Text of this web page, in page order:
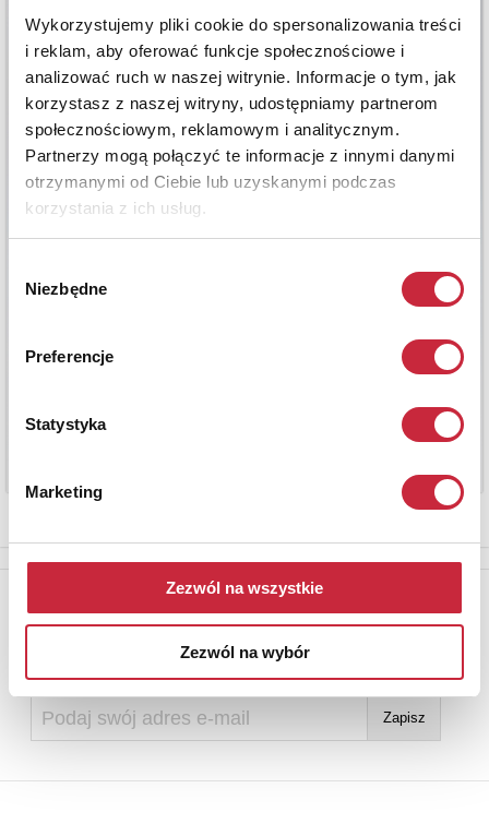
Wykorzystujemy pliki cookie do spersonalizowania treści
i reklam, aby oferować funkcje społecznościowe i
analizować ruch w naszej witrynie. Informacje o tym, jak
korzystasz z naszej witryny, udostępniamy partnerom
społecznościowym, reklamowym i analitycznym.
Partnerzy mogą połączyć te informacje z innymi danymi
otrzymanymi od Ciebie lub uzyskanymi podczas
korzystania z ich usług.
zgody
Niezbędne
Preferencje
Statystyka
Marketing
Zezwól na wszystkie
Zezwól na wybór
Newsletter
adres e-mail